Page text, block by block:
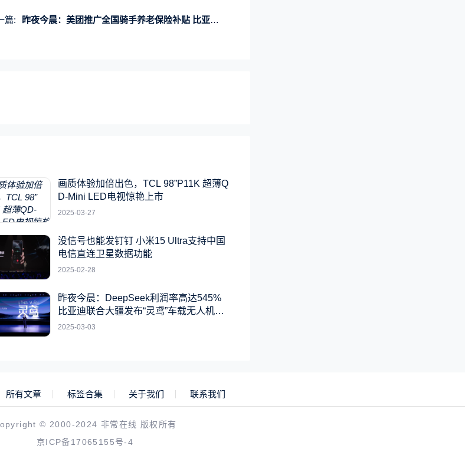
篇: 昨夜今晨：美团推广全国骑手养老保险补贴 比亚迪王传福到访小米汽车工厂
画质体验加倍出色，TCL 98”P11K 超薄Q
D-Mini LED电视惊艳上市
2025-03-27
没信号也能发钉钉 小米15 Ultra支持中国
电信直连卫星数据功能
2025-02-28
昨夜今晨：DeepSeek利润率高达545%
比亚迪联合大疆发布“灵鸢”车载无人机系
统
2025-03-03
所有文章 标签合集 关于我们 联系我们
© 2000-2024 非常在线 版权所有
京ICP备17065155号-4